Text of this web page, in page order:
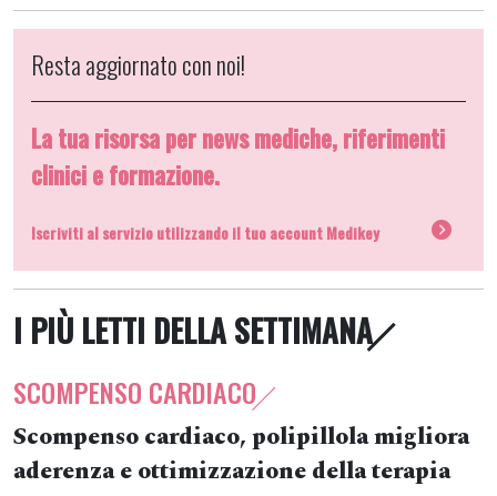
Resta aggiornato con noi!
La tua risorsa per news mediche, riferimenti
clinici e formazione.
Iscriviti al servizio utilizzando il tuo account Medikey
I PIÙ LETTI DELLA SETTIMANA
SCOMPENSO CARDIACO
Scompenso cardiaco, polipillola migliora
aderenza e ottimizzazione della terapia